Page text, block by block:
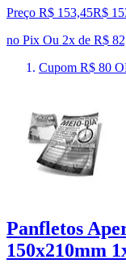
Preço R$ 153,45R$
no Pix Ou 2x de R$
Cupom R$ 80
Panfletos
150x210mm